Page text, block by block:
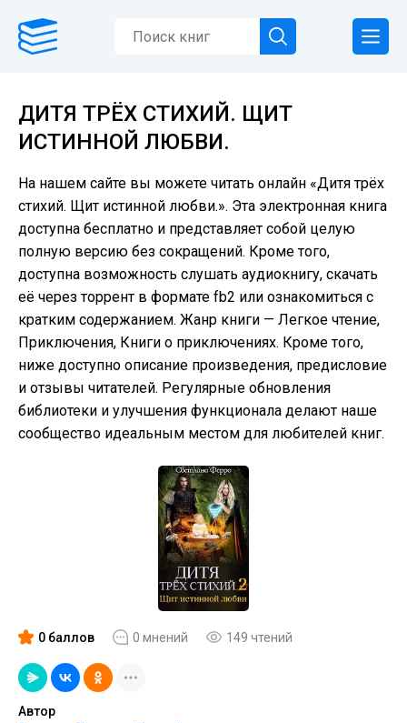
ДИТЯ ТРЁХ СТИХИЙ. ЩИТ
ИСТИННОЙ ЛЮБВИ.
На нашем сайте вы можете читать онлайн «Дитя трёх
стихий. Щит истинной любви.». Эта электронная книга
доступна бесплатно и представляет собой целую
полную версию без сокращений. Кроме того,
доступна возможность слушать аудиокнигу, скачать
её через торрент в формате fb2 или ознакомиться с
кратким содержанием. Жанр книги — Легкое чтение,
Приключения, Книги о приключениях. Кроме того,
ниже доступно описание произведения, предисловие
и отзывы читателей. Регулярные обновления
библиотеки и улучшения функционала делают наше
сообщество идеальным местом для любителей книг.
0 баллов 0 мнений 149 чтений
Автор